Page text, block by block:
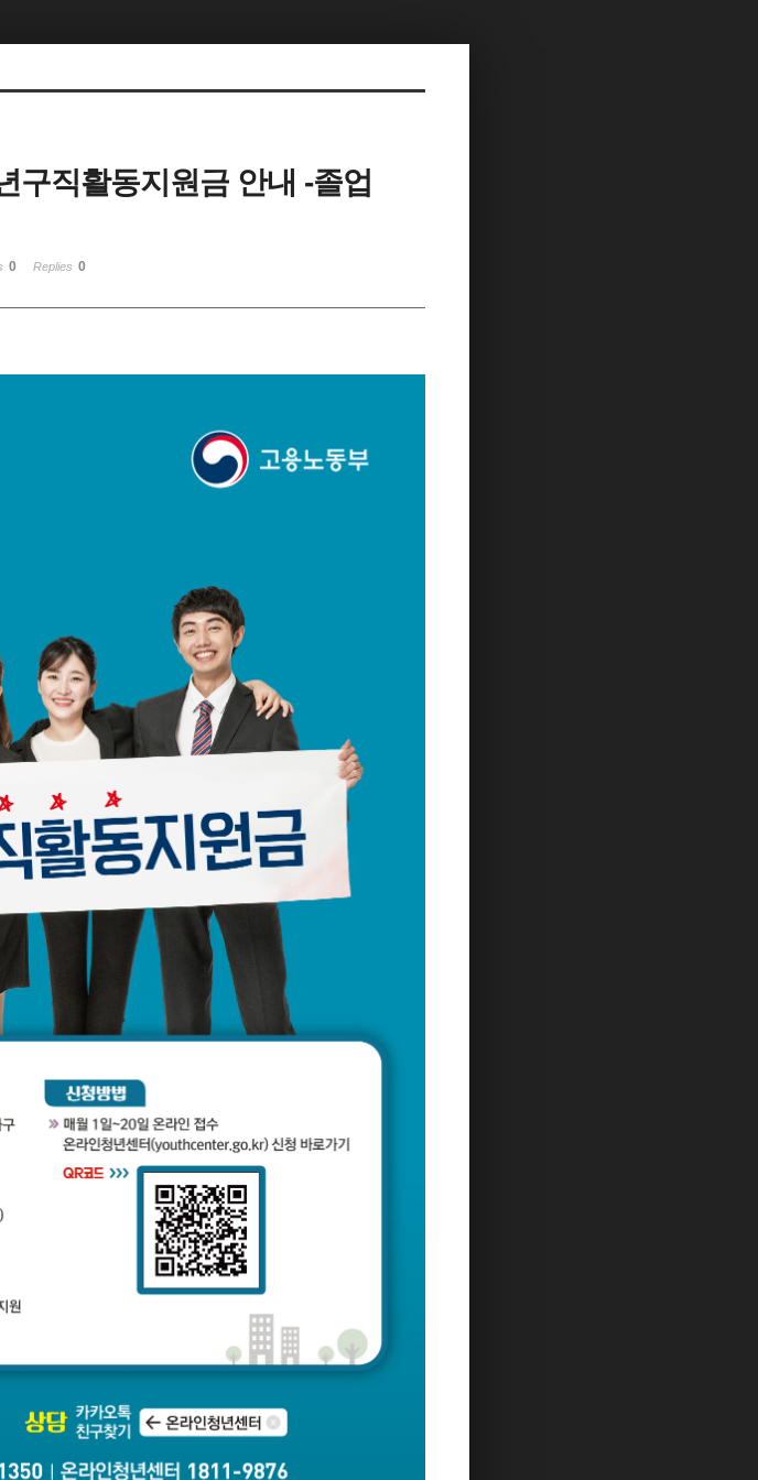
구직활동지원금 안내 -졸업
0 Replies 0